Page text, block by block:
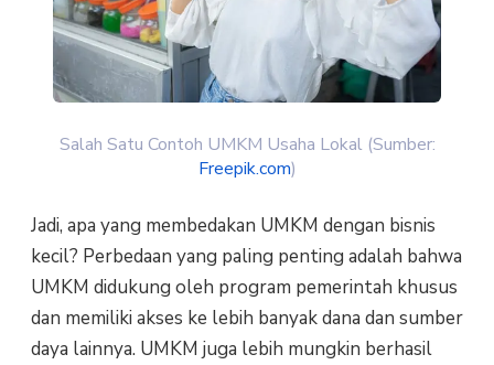
Salah Satu Contoh UMKM Usaha Lokal (Sumber:
Freepik.com)
Jadi, apa yang membedakan UMKM dengan bisnis
kecil? Perbedaan yang paling penting adalah bahwa
UMKM didukung oleh program pemerintah khusus
dan memiliki akses ke lebih banyak dana dan sumber
daya lainnya. UMKM juga lebih mungkin berhasil